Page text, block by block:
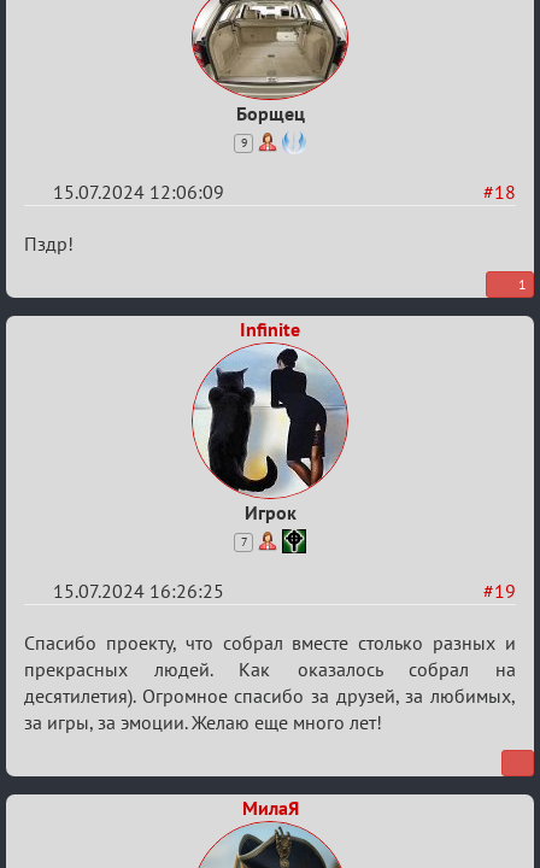
Борщец
9
#18
15.07.2024 12:06:09
Re:
20ти
Пздр!
1
Infinite
Игрок
7
#19
15.07.2024 16:26:25
Re:
С
20ти
летием
Спасибо проекту, что собрал вместе столько разных и
прекрасных людей. Как оказалось собрал на
десятилетия). Огромное спасибо за друзей, за любимых,
за игры, за эмоции. Желаю еще много лет!
МилаЯ